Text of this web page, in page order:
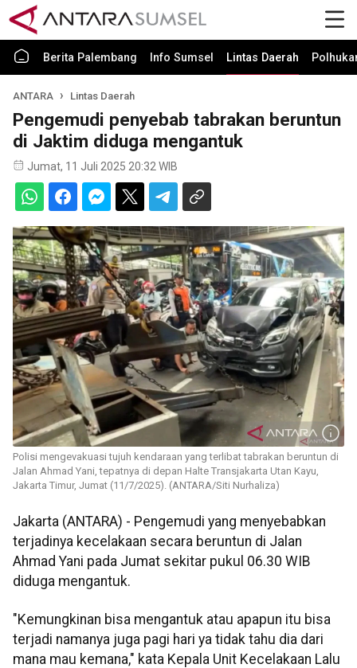
Berita Palembang Info Sumsel Lintas Daerah
ANTARA Lintas Daerah
Pengemudi penyebab tabrakan beruntun
di Jaktim diduga mengantuk
Jumat, 11 Juli 2025 20:32 WIB
Polisi mengevakuasi tujuh kendaraan yang terlibat tabrakan beruntun di
Jalan Ahmad Yani, tepatnya di depan Halte Transjakarta Utan Kayu,
Jakarta Timur, Jumat (11/7/2025). (ANTARA/Siti Nurhaliza)
Jakarta (ANTARA) - Pengemudi yang menyebabkan
terjadinya kecelakaan secara beruntun di Jalan
Ahmad Yani pada Jumat sekitar pukul 06.30 WIB
diduga mengantuk.
"Kemungkinan bisa mengantuk atau apapun itu bisa
terjadi namanya juga pagi hari ya tidak tahu dia dari
mana mau kemana," kata Kepala Unit Kecelakaan Lalu